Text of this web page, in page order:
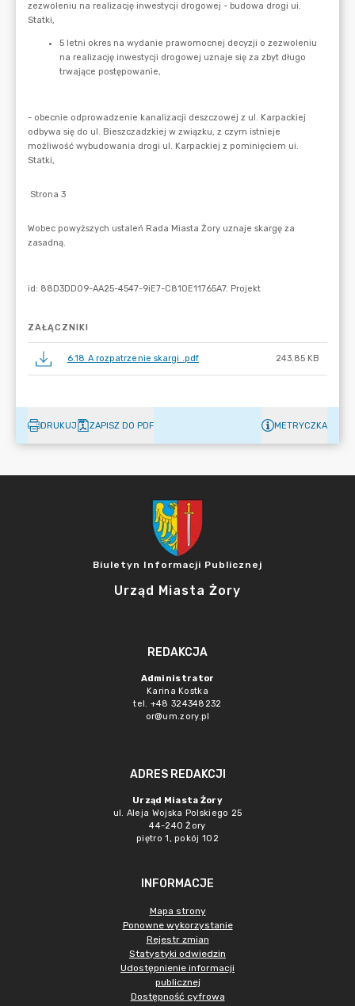
ZAŁĄCZNIKI
6.18 A rozpatrzenie skargi .pdf 243.85 KB
DRUKUJ ZAPISZ DO PDF METRYCZKA
Biuletyn Informacji Publicznej
Urząd Miasta Żory
REDAKCJA
Administrator
Karina Kostka
tel. +48 324348232
or@um.zory.pl
ADRES REDAKCJI
Urząd Miasta Żory
ul. Aleja Wojska Polskiego 25
44-240 Żory
piętro 1, pokój 102
INFORMACJE
Mapa strony
Ponowne wykorzystanie
Rejestr zmian
Statystyki odwiedzin
Udostępnienie informacji
publicznej
Dostępność cyfrowa